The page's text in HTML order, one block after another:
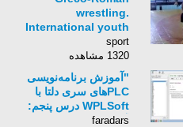
wrestling.
International youth
sports camp Varna,
Bulgaria 2012
sport
1320 مشاهده
"آموزش برنامه‌نویسی
PLCهای سری دلتا با
WPLSoft درس پنجم:
آشنایی با انواع تایمرها و
faradars